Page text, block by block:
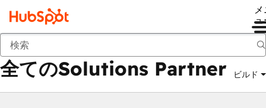
ュ
戻る
全てのSolutions Partner ビルド